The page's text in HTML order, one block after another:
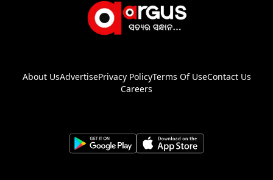
About UsAdvertisePrivacy PolicyTerms Of UseContact Us
Careers